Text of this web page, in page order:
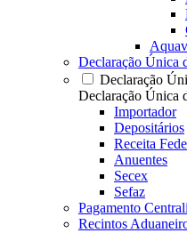
Declaração Única
Declaração
Declaração Única
Importador
Depositários
Receita
Anuentes
Secex
Sefaz
Pagamento
Recintos